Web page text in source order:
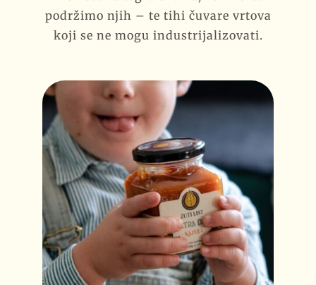
podržimo njih – te tihi čuvare vrtova
koji se ne mogu industrijalizovati.